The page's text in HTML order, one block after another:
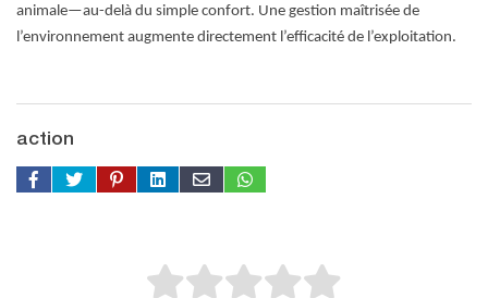
animale—au-delà du simple confort. Une gestion maîtrisée de
l’environnement augmente directement l’efficacité de l’exploitation.
action